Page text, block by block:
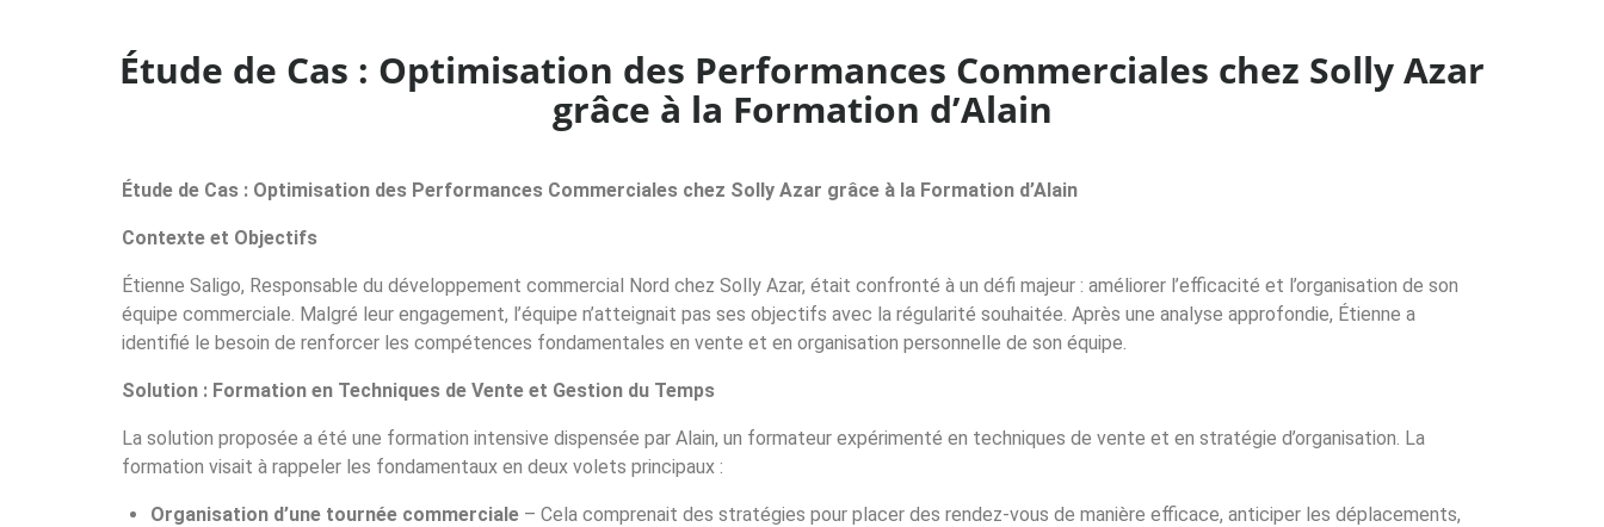
Étude de Cas : Optimisation des Performances Commerciales chez Solly Azar
grâce à la Formation d’Alain
Étude de Cas : Optimisation des Performances Commerciales chez Solly Azar grâce à la Formation d’Alain
Contexte et Objectifs
Étienne Saligo, Responsable du développement commercial Nord chez Solly Azar, était confronté à un défi majeur : améliorer l’efficacité et l’organisation de son
équipe commerciale. Malgré leur engagement, l’équipe n’atteignait pas ses objectifs avec la régularité souhaitée. Après une analyse approfondie, Étienne a
identifié le besoin de renforcer les compétences fondamentales en vente et en organisation personnelle de son équipe.
Solution : Formation en Techniques de Vente et Gestion du Temps
La solution proposée a été une formation intensive dispensée par Alain, un formateur expérimenté en techniques de vente et en stratégie d’organisation. La
formation visait à rappeler les fondamentaux en deux volets principaux :
Organisation d’une tournée commerciale – Cela comprenait des stratégies pour placer des rendez-vous de manière efficace, anticiper les déplacements,